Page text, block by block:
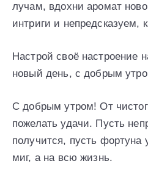
лучам, вдохни аромат
интриги и непредсказуем,
Настрой своё настроение
новый день, с добрым
С добрым утром! От
пожелать удачи. Пусть
получится, пусть фортуна
миг, а на всю жизнь.